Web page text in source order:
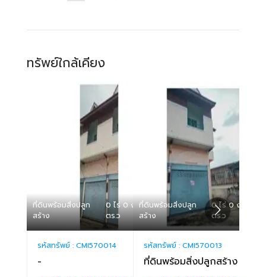
ทรัพย์ใกล้เคียง
ที่ดินพร้อมสิ่งปลูก
สร้าง
0 ไร่ 0 งาน 16
ตร.ว
รหัสทรัพย์ : CMI570014
-
ที่ดินพร้อมสิ่งปลูก
สร้าง
0 ไร่ 0 งาน 38
ตร.ว
รหัสทรัพย์ : CMI570013
ที่ดินพร้อมสิ่งปลูกสร้าง